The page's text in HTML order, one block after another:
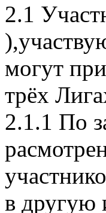
2.1
могут
трёх
2.1.1 По
в другую